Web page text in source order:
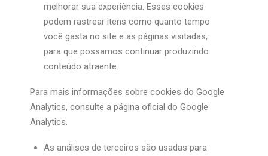
melhorar sua experiência. Esses cookies
podem rastrear itens como quanto tempo
você gasta no site e as páginas visitadas,
para que possamos continuar produzindo
conteúdo atraente.
Para mais informações sobre cookies do Google
Analytics, consulte a página oficial do Google
Analytics.
As análises de terceiros são usadas para